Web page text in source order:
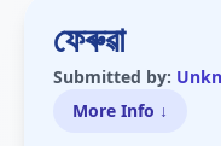
ফেৰুৱা
Submitted by:
More Info ↓